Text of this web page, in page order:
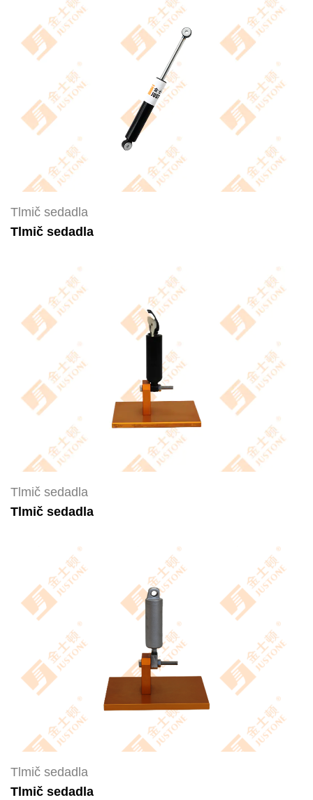
Tlmič sedadla
Tlmič sedadla
Tlmič sedadla
Tlmič sedadla
Tlmič sedadla
Tlmič sedadla